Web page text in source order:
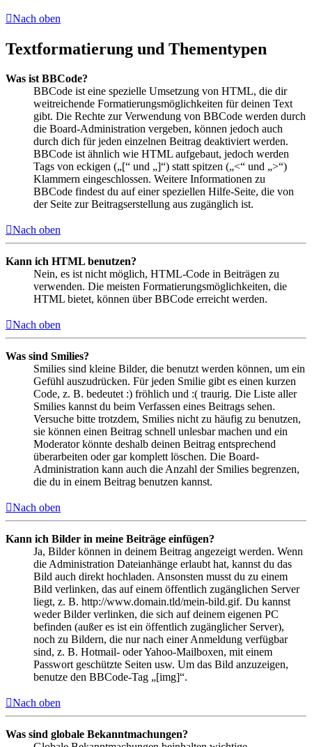
Nach oben
Textformatierung und Thementypen
Was ist BBCode?
BBCode ist eine spezielle Umsetzung von HTML, die dir
weitreichende Formatierungsmöglichkeiten für deinen Text
gibt. Die Rechte zur Verwendung von BBCode werden durch
die Board-Administration vergeben, können jedoch auch
durch dich für jeden einzelnen Beitrag deaktiviert werden.
BBCode ist ähnlich wie HTML aufgebaut, jedoch werden
Tags von eckigen („[“ und „]“) statt spitzen („<“ und „>“)
Klammern eingeschlossen. Weitere Informationen zu
BBCode findest du auf einer speziellen Hilfe-Seite, die von
der Seite zur Beitragserstellung aus zugänglich ist.
Nach oben
Kann ich HTML benutzen?
Nein, es ist nicht möglich, HTML-Code in Beiträgen zu
verwenden. Die meisten Formatierungsmöglichkeiten, die
HTML bietet, können über BBCode erreicht werden.
Nach oben
Was sind Smilies?
Smilies sind kleine Bilder, die benutzt werden können, um ein
Gefühl auszudrücken. Für jeden Smilie gibt es einen kurzen
Code, z. B. bedeutet :) fröhlich und :( traurig. Die Liste aller
Smilies kannst du beim Verfassen eines Beitrags sehen.
Versuche bitte trotzdem, Smilies nicht zu häufig zu benutzen,
sie können einen Beitrag schnell unlesbar machen und ein
Moderator könnte deshalb deinen Beitrag entsprechend
überarbeiten oder gar komplett löschen. Die Board-
Administration kann auch die Anzahl der Smilies begrenzen,
die du in einem Beitrag benutzen kannst.
Nach oben
Kann ich Bilder in meine Beiträge einfügen?
Ja, Bilder können in deinem Beitrag angezeigt werden. Wenn
die Administration Dateianhänge erlaubt hat, kannst du das
Bild auch direkt hochladen. Ansonsten musst du zu einem
Bild verlinken, das auf einem öffentlich zugänglichen Server
liegt, z. B. http://www.domain.tld/mein-bild.gif. Du kannst
weder Bilder verlinken, die sich auf deinem eigenen PC
befinden (außer es ist ein öffentlich zugänglicher Server),
noch zu Bildern, die nur nach einer Anmeldung verfügbar
sind, z. B. Hotmail- oder Yahoo-Mailboxen, mit einem
Passwort geschützte Seiten usw. Um das Bild anzuzeigen,
benutze den BBCode-Tag „[img]“.
Nach oben
Was sind globale Bekanntmachungen?